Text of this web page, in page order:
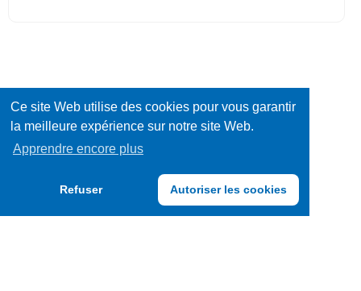
Ce site Web utilise des cookies pour vous garantir
la meilleure expérience sur notre site Web.
Apprendre encore plus
Refuser Autoriser les cookies